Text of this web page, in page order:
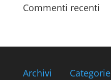
Commenti recenti
Archivi Categorie